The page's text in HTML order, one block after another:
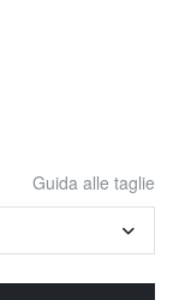
Guida alle taglie